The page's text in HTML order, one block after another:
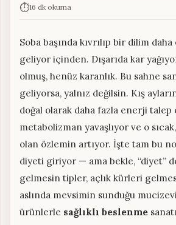
⏱️16 dk okuma
Soba başında kıvrılıp bir dilim
geliyor içinden. Dışarıda kar
olmuş, henüz karanlık. Bu sahne
geliyorsa, yalnız değilsin. Kış
doğal olarak daha fazla enerji talep
metabolizman yavaşlıyor ve o
olan özlemin artıyor. İşte tam bu
diyeti giriyor — ama bekle, “diyet”
gelmesin tipler, açlık kürleri
aslında mevsimin sunduğu
ürünlerle sağlıklı beslenme